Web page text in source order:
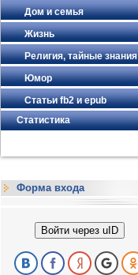
Дом и семья
Жизнь
Религия, тайные знания
Юмор
Статьи fb2 и epub
Статистика
Форма входа
Войти через uID